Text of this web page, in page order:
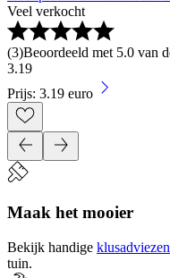
Veel verkocht
(3)Beoordeeld met 5.0 van
3.19
Prijs: 3.19 euro
Maak het mooier
Bekijk handige klusadviezen
tuin.